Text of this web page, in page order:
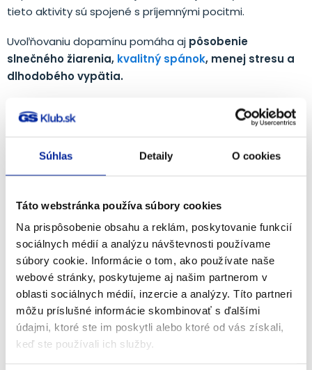
Súhlas Detaily O cookies
Táto webstránka používa súbory cookies
Na prispôsobenie obsahu a reklám, poskytovanie funkcií
sociálnych médií a analýzu návštevnosti používame
súbory cookie. Informácie o tom, ako používate naše
webové stránky, poskytujeme aj našim partnerom v
oblasti sociálnych médií, inzercie a analýzy. Títo partneri
môžu príslušné informácie skombinovať s ďalšími
údajmi, ktoré ste im poskytli alebo ktoré od vás získali,
keď ste používali ich služby.
tieto aktivity sú spojené s príjemnými pocitmi.
Uvoľňovaniu dopamínu pomáha aj pôsobenie
slnečného žiarenia, kvalitný spánok, menej stresu a
dlhodobého vypätia.
Vhodné je tiež vyhýbať sa nadmernej konzumácii
alkoholu, užívaniu omamných a psychotropných látok, ale
dopamínovej nerovnováhe.
niektoré látky, ktoré môžeme prijímať zo stravy, alebo
kvalitných výživových doplnkov.
Ginkgo biloba – v tradičnej ázijskej medicíne sa táto
“žijúca fosília” používa už tisícročia. Moderný výskum
naznačuje, že ginkgo pomáha zlepšiť kognitívne
funkcie, ale aj produkciu dopamínu zvýšením prietoku
krvi do mozgu a zvýšením citlivosti dopamínových
receptorov. Je k dispozícii v rôznych formách, vrátane